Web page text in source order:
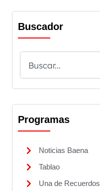
Buscador
Programas
Noticias Baena
Tablao
Una de Recuerdos